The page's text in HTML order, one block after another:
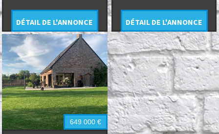
DÉTAIL DE L'ANNONCE DÉTAIL DE L'ANNONCE
649 000 €